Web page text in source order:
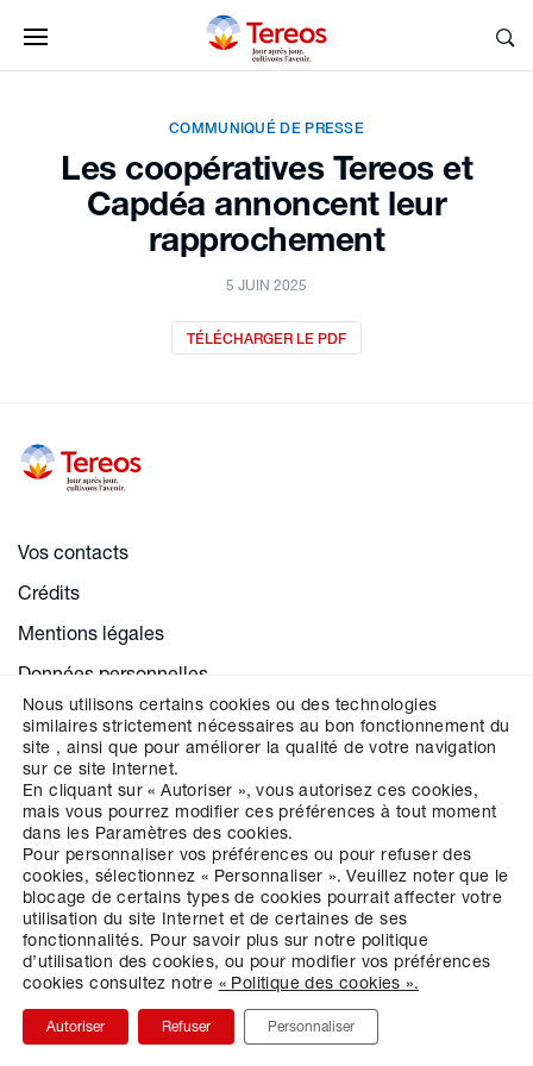
COMMUNIQUÉ DE PRESSE
Les coopératives Tereos et
Capdéa annoncent leur
rapprochement
5 JUIN 2025
TÉLÉCHARGER LE PDF
Vos contacts
Crédits
Mentions légales
Données personnelles
Cookies
Paramétrer la gestion des cookies
CHOISISSEZ VOTRE RÉGION
Nous utilisons certains cookies ou des technologies
similaires strictement nécessaires au bon fonctionnement du
site , ainsi que pour améliorer la qualité de votre navigation
sur ce site Internet.
En cliquant sur « Autoriser », vous autorisez ces cookies,
mais vous pourrez modifier ces préférences à tout moment
dans les Paramètres des cookies.
Pour personnaliser vos préférences ou pour refuser des
cookies, sélectionnez « Personnaliser ».Veuillez noter que le
blocage de certains types de cookies pourrait affecter votre
utilisation du site Internet et de certaines de ses
fonctionnalités. Pour savoir plus sur notre politique
d’utilisation des cookies, ou pour modifier vos préférences
cookies consultez notre « Politique des cookies ».
Autoriser Refuser Personnaliser